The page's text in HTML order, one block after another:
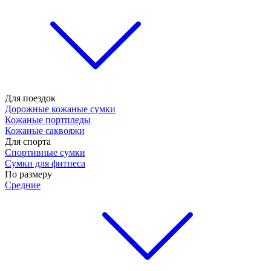
Для поездок
Дорожные кожаные сумки
Кожаные портпледы
Кожаные саквояжи
Для спорта
Спортивные сумки
Сумки для фитнеса
По размеру
Средние